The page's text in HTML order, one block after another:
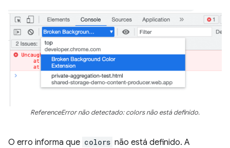
ReferenceError não detectado: colors não está definido.
O erro informa que colors não está definido. A